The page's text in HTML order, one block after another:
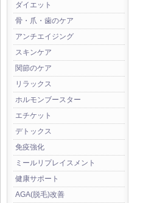
ダイエット
骨・爪・歯のケア
アンチエイジング
スキンケア
関節のケア
リラックス
ホルモンブースター
エチケット
デトックス
免疫強化
ミールリプレイスメント
健康サポート
AGA(脱毛)改善